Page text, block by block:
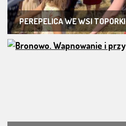
PEREPELICA WE WSI TOPORKI